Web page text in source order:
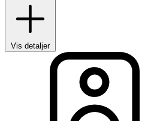
Vis detaljer